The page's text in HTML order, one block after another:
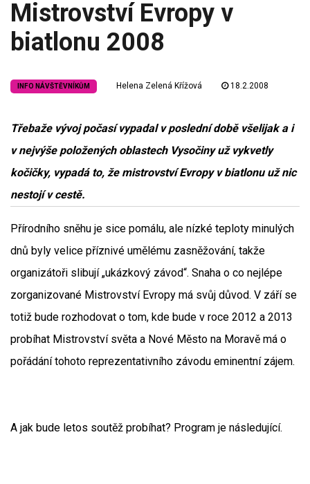
Mistrovství Evropy v
biatlonu 2008
INFO NÁVŠTĚVNÍKŮM Helena Zelená Křížová 18.2.2008
Třebaže vývoj počasí vypadal v poslední době všelijak a i
v nejvýše položených oblastech Vysočiny už vykvetly
kočičky, vypadá to, že mistrovství Evropy v biatlonu už nic
nestojí v cestě.
Přírodního sněhu je sice pomálu, ale nízké teploty minulých
dnů byly velice příznivé umělému zasněžování, takže
organizátoři slibují „ukázkový závod“. Snaha o co nejlépe
zorganizované Mistrovství Evropy má svůj důvod. V září se
totiž bude rozhodovat o tom, kde bude v roce 2012 a 2013
probíhat Mistrovství světa a Nové Město na Moravě má o
pořádání tohoto reprezentativního závodu eminentní zájem.
A jak bude letos soutěž probíhat? Program je následující.